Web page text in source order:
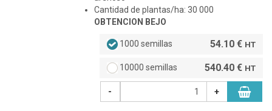
Cantidad de plantas/ha: 30 000
OBTENCION BEJO
1000 semillas 54.10 € HT
10000 semillas 540.40 € HT
- +